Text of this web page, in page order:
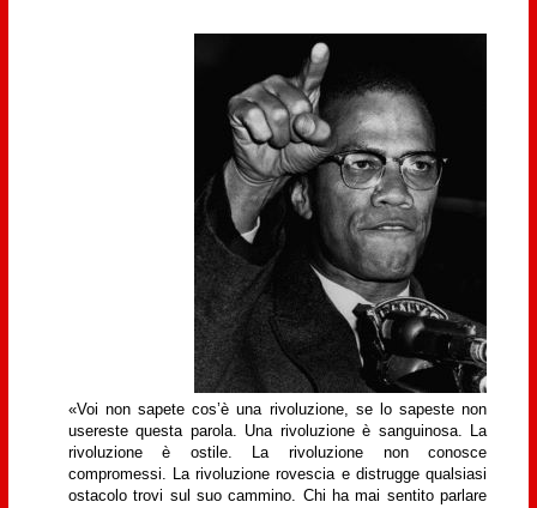
«Voi non sapete cos’è una rivoluzione, se lo sapeste non
usereste questa parola. Una rivoluzione è sanguinosa. La
rivoluzione è ostile. La rivoluzione non conosce
compromessi. La rivoluzione rovescia e distrugge qualsiasi
ostacolo trovi sul suo cammino. Chi ha mai sentito parlare